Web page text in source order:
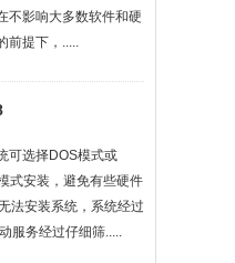
不影响大多数软件和硬
前提下，.....
可选择DOS模式或
式安装，避免有些硬件
法安装系统，系统经过
服务经过仔细筛.....